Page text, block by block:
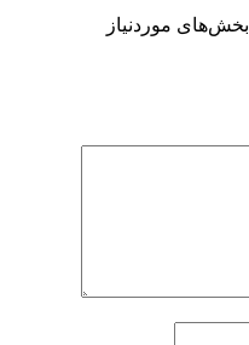
بخش‌های موردنیاز